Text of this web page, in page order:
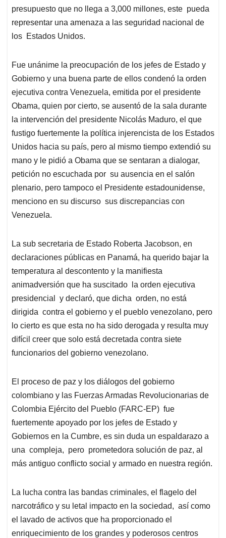
presupuesto que no llega a 3,000 millones, este pueda
representar una amenaza a las seguridad nacional de
los Estados Unidos.
Fue unánime la preocupación de los jefes de Estado y
Gobierno y una buena parte de ellos condenó la orden
ejecutiva contra Venezuela, emitida por el presidente
Obama, quien por cierto, se ausentó de la sala durante
la intervención del presidente Nicolás Maduro, el que
fustigo fuertemente la política injerencista de los Estados
Unidos hacia su país, pero al mismo tiempo extendió su
mano y le pidió a Obama que se sentaran a dialogar,
petición no escuchada por su ausencia en el salón
plenario, pero tampoco el Presidente estadounidense,
menciono en su discurso sus discrepancias con
Venezuela.
La sub secretaria de Estado Roberta Jacobson, en
declaraciones públicas en Panamá, ha querido bajar la
temperatura al descontento y la manifiesta
animadversión que ha suscitado la orden ejecutiva
presidencial y declaró, que dicha orden, no está
dirigida contra el gobierno y el pueblo venezolano, pero
lo cierto es que esta no ha sido derogada y resulta muy
difícil creer que solo está decretada contra siete
funcionarios del gobierno venezolano.
El proceso de paz y los diálogos del gobierno
colombiano y las Fuerzas Armadas Revolucionarias de
Colombia Ejército del Pueblo (FARC-EP) fue
fuertemente apoyado por los jefes de Estado y
Gobiernos en la Cumbre, es sin duda un espaldarazo a
una compleja, pero prometedora solución de paz, al
más antiguo conflicto social y armado en nuestra región.
La lucha contra las bandas criminales, el flagelo del
narcotráfico y su letal impacto en la sociedad, así como
el lavado de activos que ha proporcionado el
enriquecimiento de los grandes y poderosos centros